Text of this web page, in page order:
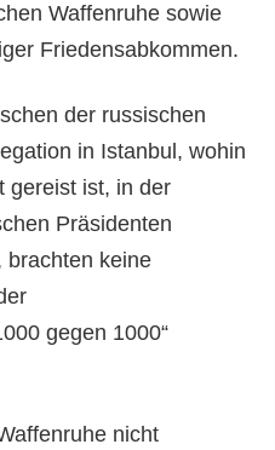
Waffenruhe sowie
Friedensabkommen.
der russischen
in Istanbul, wohin
gereist ist, in der
Präsidenten
brachten keine
gegen 1000“
nicht